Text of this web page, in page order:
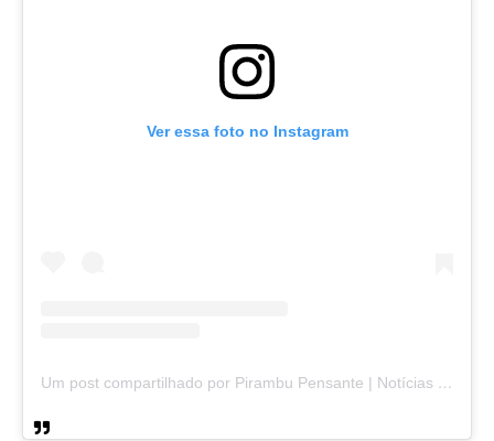
Ver essa foto no Instagram
Um post compartilhado por Pirambu Pensante | Notícias & Entretenimento (@pirambupensante)